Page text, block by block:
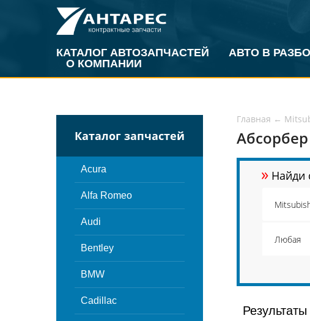
КАТАЛОГ АВТОЗАПЧАСТЕЙ АВТО В
О КОМПАНИИ
Каталог запчастей
Acura
Alfa Romeo
Audi
Bentley
BMW
Cadillac
Главная ←
» Найди